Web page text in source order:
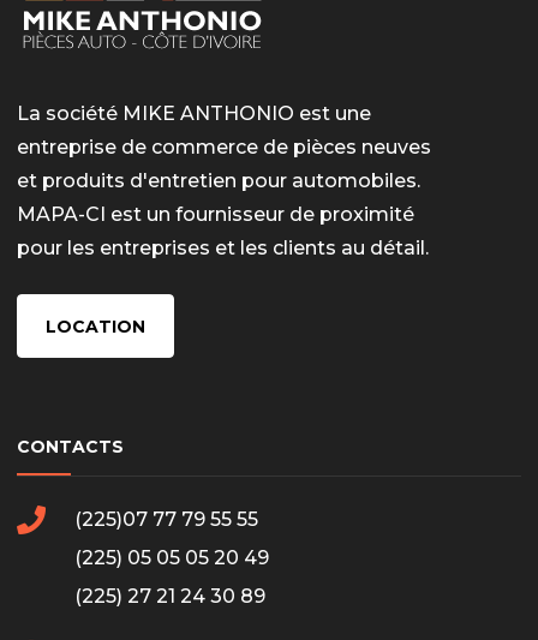
La société MIKE ANTHONIO est une
entreprise de commerce de pièces neuves
et produits d'entretien pour automobiles.
MAPA-CI est un fournisseur de proximité
pour les entreprises et les clients au détail.
LOCATION
CONTACTS
(225)07 77 79 55 55
(225) 05 05 05 20 49
(225) 27 21 24 30 89